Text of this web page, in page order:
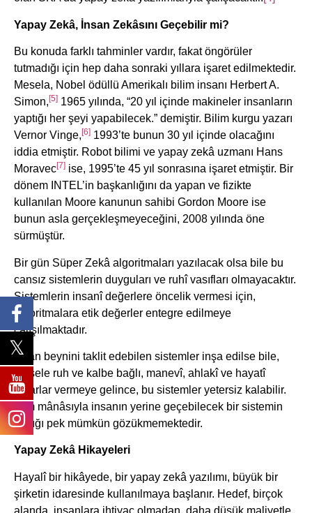
Yapay Zekâ, İnsan Zekâsını Geçebilir mi?
Bu konuda farklı tahminler vardır, fakat öngörüler
tutmadığı için hep daha sonraki yıllara işaret edilmektedir.
Mesela, Nobel ödüllü Amerikalı bilim insanı Herbert A.
Simon, [5] 1965 yılında, “20 yıl içinde makineler insanların
yaptığı her şeyi yapabilecek.” demiştir. Bilim kurgu yazarı
Vernor Vinge, [6] 1993’te bunun 30 yıl içinde olacağını
iddia etmiştir. Robot bilimi ve yapay zekâ uzmanı Hans
Moravec[7] ise, 1995’te 45 yıl sonrasına işaret etmiştir. Bir
dönem INTEL’in başkanlığını da yapan ve fizikte
kullanılan Moore kanunun sahibi Gordon Moore ise
bunun asla gerçekleşmeyeceğini, 2008 yılında öne
sürmüştür.
Bir gün Süper Zekâ algoritmaları yazılacak olsa bile bu
cansız sistemlerin duyguları ve ruhî vasıfları olmayacaktır.
Sistemlerin insanî değerlere öncelik vermesi için,
algoritmalara etik değerler entegre edilmeye
çalışılmaktadır.
İnsan beynini taklit edebilen sistemler inşa edilse bile,
mesele ruh ve kalbe bağlı, manevî, ahlakî ve hayatî
kararlar vermeye gelince, bu sistemler yetersiz kalabilir.
Tam mânâsıyla insanın yerine geçebilecek bir sistemin
varlığı pek mümkün gözükmemektedir.
Yapay Zekâ Hikayeleri
Hayalî bir hikâyede, bir yapay zekâ yazılımı, büyük bir
şirketin idaresinde kullanılmaya başlanır. Hedef, birçok
alanda, insanlara ihtiyaç olmadan, daha düşük maliyetle,